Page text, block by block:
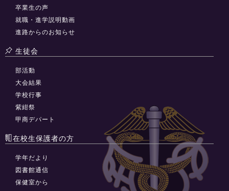
卒業生の声
就職・進学説明動画
進路からのお知らせ
生徒会
部活動
大会結果
学校行事
紫紺祭
甲商デパート
在校生保護者の方
学年だより
図書館通信
保健室から